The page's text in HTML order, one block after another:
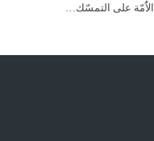
الاَُمّة على التمسّك…